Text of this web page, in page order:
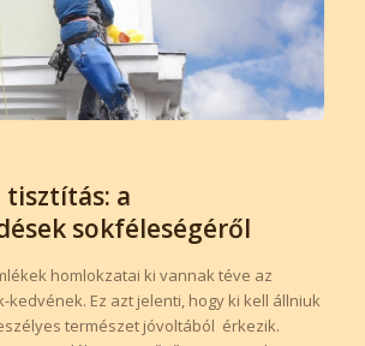
a
sokféleségéről
homlokzatai ki vannak téve az
kedvének. Ez azt jelenti, hogy ki kell állniuk
természet jóvoltából érkezik.